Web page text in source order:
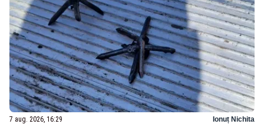
7 aug. 2026, 16:29 Ionuț Nichita